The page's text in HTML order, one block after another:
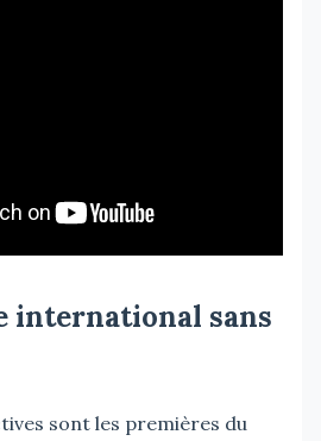
international sans
sont les premières du